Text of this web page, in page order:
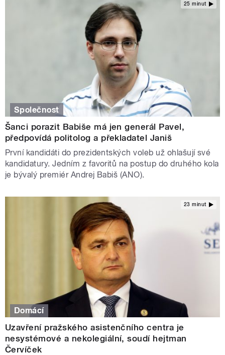
25 minut
Společnost
Šanci porazit Babiše má jen generál Pavel,
předpovídá politolog a překladatel Janiš
První kandidáti do prezidentských voleb už ohlašují své
kandidatury. Jedním z favoritů na postup do druhého kola
je bývalý premiér Andrej Babiš (ANO).
23 minut
Domácí
Uzavření pražského asistenčního centra je
nesystémové a nekolegiální, soudí hejtman
Červíček